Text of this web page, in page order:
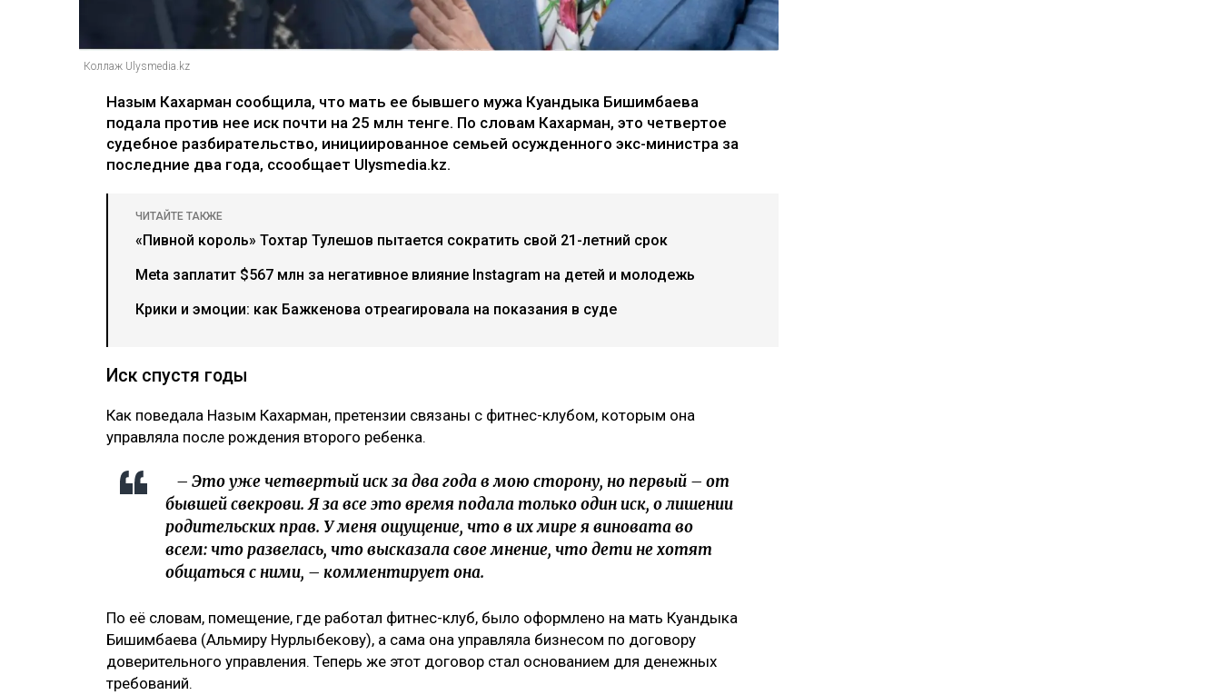
Коллаж Ulysmedia.kz
Назым Кахарман сообщила, что мать ее бывшего мужа Куандыка Бишимбаева
подала против нее иск почти на 25 млн тенге. По словам Кахарман, это четвертое
судебное разбирательство, инициированное семьей осужденного экс-министра за
последние два года, ссообщает Ulysmedia.kz.
ЧИТАЙТЕ ТАКЖЕ
«Пивной король» Тохтар Тулешов пытается сократить свой 21-летний срок
Meta заплатит $567 млн за негативное влияние Instagram на детей и молодежь
Крики и эмоции: как Бажкенова отреагировала на показания в суде
Иск спустя годы
Как поведала Назым Кахарман, претензии связаны с фитнес-клубом, которым она
управляла после рождения второго ребенка.
– Это уже четвертый иск за два года в мою сторону, но первый – от
бывшей свекрови. Я за все это время подала только один иск, о лишении
родительских прав. У меня ощущение, что в их мире я виновата во
всем: что развелась, что высказала свое мнение, что дети не хотят
общаться с ними, – комментирует она.
По её словам, помещение, где работал фитнес-клуб, было оформлено на мать Куандыка
Бишимбаева (Альмиру Нурлыбекову), а сама она управляла бизнесом по договору
доверительного управления. Теперь же этот договор стал основанием для денежных
требований.